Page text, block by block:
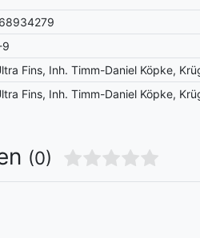
Fins, Inh. Timm-Daniel Köpke,
Fins, Inh. Timm-Daniel Köpke,
(0)